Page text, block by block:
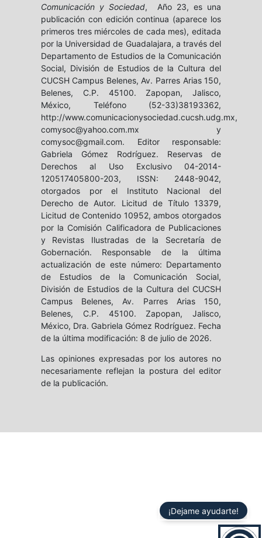
Comunicación y Sociedad, Año 23, es una
publicación con edición continua (aparece los
primeros tres miércoles de cada mes), editada
por la Universidad de Guadalajara, a través del
Departamento de Estudios de la Comunicación
Social, División de Estudios de la Cultura del
CUCSH Campus Belenes, Av. Parres Arias 150,
Belenes, C.P. 45100. Zapopan, Jalisco,
México, Teléfono (52-33)38193362,
http://www.comunicacionysociedad.cucsh.udg.mx,
comysoc@yahoo.com.mx y
comysoc@gmail.com. Editor responsable:
Gabriela Gómez Rodríguez. Reservas de
Derechos al Uso Exclusivo 04-2014-
120517405800-203, ISSN: 2448-9042,
otorgados por el Instituto Nacional del
Derecho de Autor. Licitud de Título 13379,
Licitud de Contenido 10952, ambos otorgados
por la Comisión Calificadora de Publicaciones
y Revistas Ilustradas de la Secretaría de
Gobernación. Responsable de la última
actualización de este número: Departamento
de Estudios de la Comunicación Social,
División de Estudios de la Cultura del CUCSH
Campus Belenes, Av. Parres Arias 150,
Belenes, C.P. 45100. Zapopan, Jalisco,
México, Dra. Gabriela Gómez Rodríguez. Fecha
de la última modificación: 8 de julio de 2026.
Las opiniones expresadas por los autores no
necesariamente reflejan la postura del editor
de la publicación.
¡Dejame ayudarte!